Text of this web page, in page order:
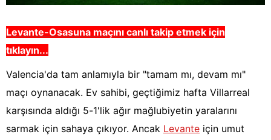
Levante-Osasuna maçını canlı takip etmek için
tıklayın...
Valencia'da tam anlamıyla bir "tamam mı, devam mı"
maçı oynanacak. Ev sahibi, geçtiğimiz hafta Villarreal
karşısında aldığı 5-1'lik ağır mağlubiyetin yaralarını
sarmak için sahaya çıkıyor. Ancak Levante için umut